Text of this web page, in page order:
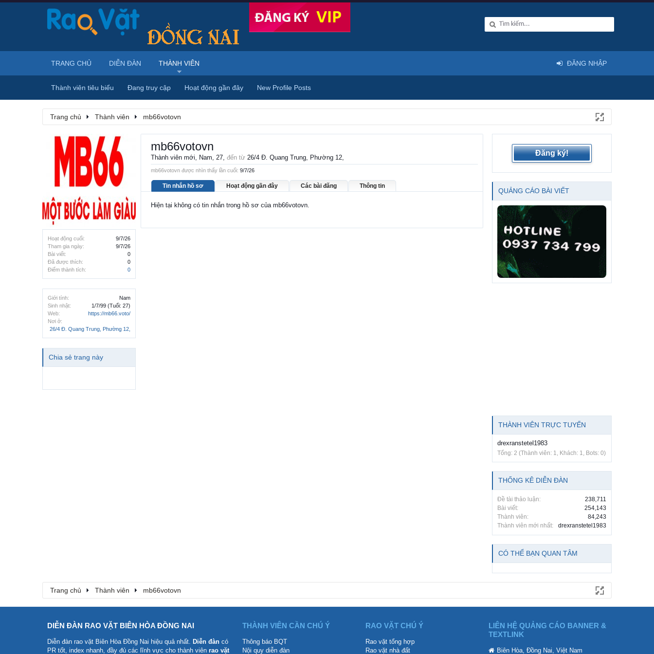
Trang chủ Thành viên mb66votovn
Hoạt động cuối:
9/7/26
Tham gia ngày:
9/7/26
Bài viết:
0
Đã được thích:
0
Điểm thành tích:
0
Giới tính:
Nam
Sinh nhật:
1/7/99 (Tuổi: 27)
Web:
https://mb66.voto/
Nơi ở:
26/4 Đ. Quang Trung, Phường 12,
Chia sẻ trang này
mb66votovn
Thành viên mới, Nam, 27, đến từ 26/4 Đ. Quang Trung, Phường 12,
mb66votovn được nhìn thấy lần cuối: 9/7/26
Tin nhắn hồ sơ Hoạt động gần đây Các bài đăng Thông tin
Hiện tại không có tin nhắn trong hồ sơ của mb66votovn.
Đăng ký!
QUẢNG CÁO BÀI VIẾT
THÀNH VIÊN TRỰC TUYẾN
drexranstetel1983
Tổng: 2 (Thành viên: 1, Khách: 1, Bots: 0)
THỐNG KÊ DIỄN ĐÀN
Đề tài thảo luận:
238,711
Bài viết:
254,143
Thành viên:
84,243
Thành viên mới nhất:
drexranstetel1983
CÓ THỂ BẠN QUAN TÂM
Trang chủ Thành viên mb66votovn
TRANG CHỦ DIỄN ĐÀN THÀNH VIÊN
Thành viên tiêu biểu Đang truy cập Hoạt động gần đây New Profile Posts
ĐĂNG NHẬP
DIỄN ĐÀN RAO VẶT BIÊN HÒA ĐỒNG NAI
Diễn đàn rao vặt Biên Hòa Đồng Nai hiệu quả nhất. Diễn đàn có
PR tốt, index nhanh, đầy đủ các lĩnh vực cho thành viên rao vặt
THÀNH VIÊN CẦN CHÚ Ý
Thông báo BQT
Nội quy diễn đàn
RAO VẶT CHÚ Ý
Rao vặt tổng hợp
Rao vặt nhà đất
LIÊN HỆ QUẢNG CÁO BANNER &
TEXTLINK
Biên Hòa, Đồng Nai, Việt Nam